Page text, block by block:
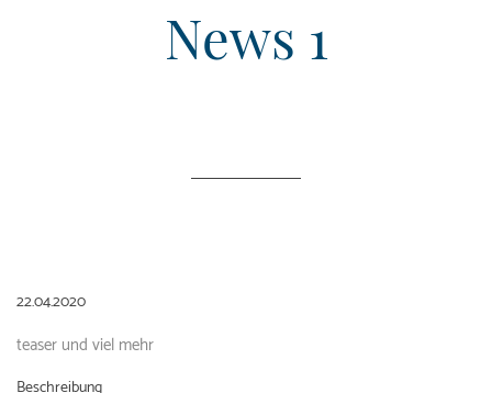
News 1
22.04.2020
teaser und viel mehr